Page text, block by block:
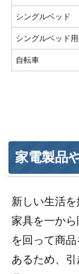
シングルベッド
シングルベッド
自転車
家電製品
新しい生活
家具を一か
を回って商
あるため、